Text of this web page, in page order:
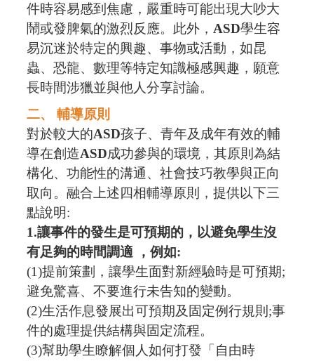
件時容易感到焦慮，嚴重時可能出現大吵大
鬧或發脾氣的激烈反應。此外， ASD學生容
易沉迷於特定的興趣、事物或活動，如昆
蟲、恐龍、數理等特定知識極感興趣，願意
長時間涉獵並與他人分享討論。
二、 輔導原則
對於較大的ASD孩子、青年及成年有效的輔
導在創造ASD成功參與的環境，其原則為結
構化、功能性的溝通、社會技巧教學與正向
取向。融合上述四相輔導原則，提供以下三
點說明:
1.讓事件的發生是可預期的，以避免學生沒
有足夠的時間調適 ，例如:
(1)提前策劃，讓學生面對新經驗時是可預期;
避免驚喜、不要進行未告知的變動。
(2)生活作息發展出可預期及固定例行規則 ;事
件的處理提供結構與固定流程。
(3)幫助學生瞭解個人如何打發「自由時